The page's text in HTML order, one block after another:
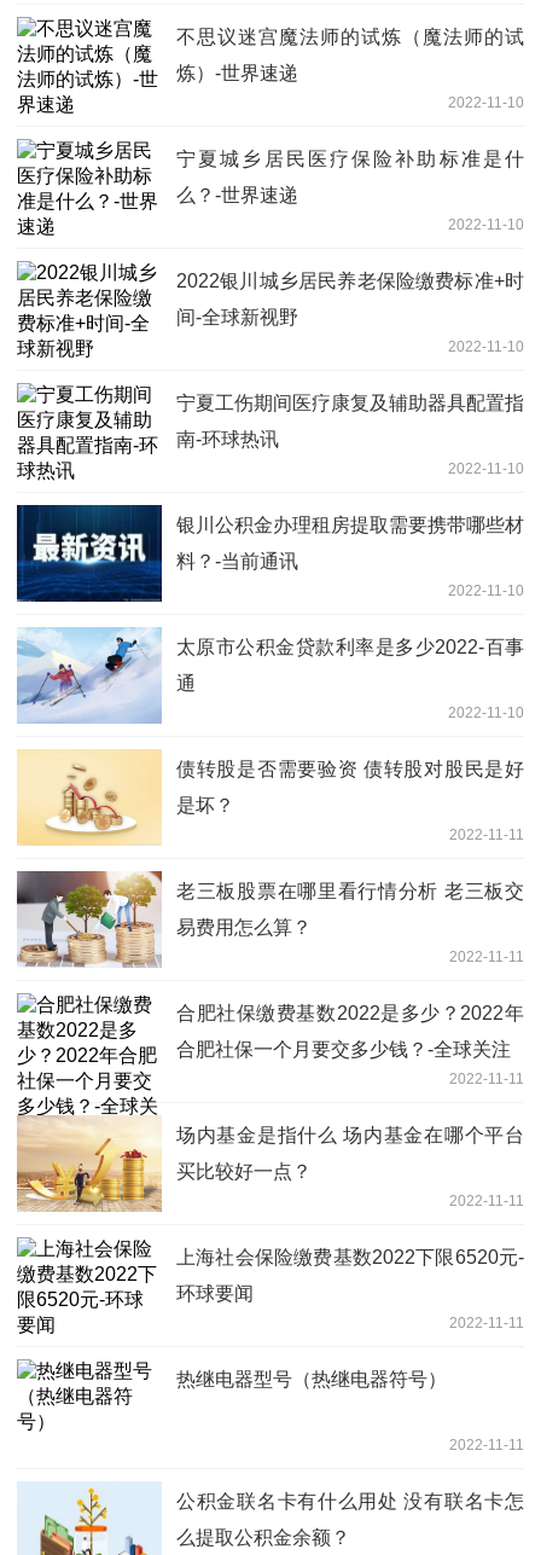
不思议迷宫魔法师的试炼（魔法师的试
炼）-世界速递
2022-11-10
宁夏城乡居民医疗保险补助标准是什
么？-世界速递
2022-11-10
2022银川城乡居民养老保险缴费标准+时
间-全球新视野
2022-11-10
宁夏工伤期间医疗康复及辅助器具配置指
南-环球热讯
2022-11-10
银川公积金办理租房提取需要携带哪些材
料？-当前通讯
2022-11-10
太原市公积金贷款利率是多少2022-百事
通
2022-11-10
债转股是否需要验资 债转股对股民是好
是坏？
2022-11-11
老三板股票在哪里看行情分析 老三板交
易费用怎么算？
2022-11-11
合肥社保缴费基数2022是多少？2022年
合肥社保一个月要交多少钱？-全球关注
2022-11-11
场内基金是指什么 场内基金在哪个平台
买比较好一点？
2022-11-11
上海社会保险缴费基数2022下限6520元-
环球要闻
2022-11-11
热继电器型号（热继电器符号）
2022-11-11
公积金联名卡有什么用处 没有联名卡怎
么提取公积金余额？